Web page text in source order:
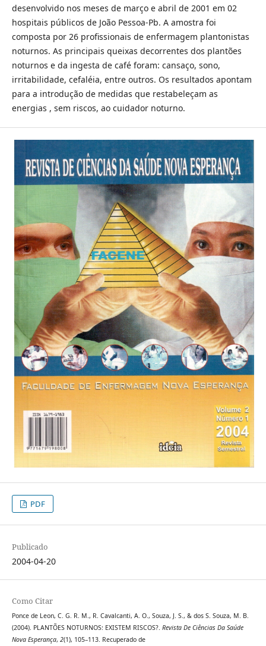
desenvolvido nos meses de março e abril de 2001 em 02
hospitais públicos de João Pessoa-Pb. A amostra foi
composta por 26 profissionais de enfermagem plantonistas
noturnos. As principais queixas decorrentes dos plantões
noturnos e da ingesta de café foram: cansaço, sono,
irritabilidade, cefaléia, entre outros. Os resultados apontam
para a introdução de medidas que restabeleçam as
energias , sem riscos, ao cuidador noturno.
PDF
Publicado
2004-04-20
Como Citar
Ponce de Leon, C. G. R. M., R. Cavalcanti, A. O., Souza, J. S., & dos S. Souza, M. B.
(2004). PLANTÕES NOTURNOS: EXISTEM RISCOS?. Revista De Ciências Da Saúde
Nova Esperança, 2(1), 105–113. Recuperado de